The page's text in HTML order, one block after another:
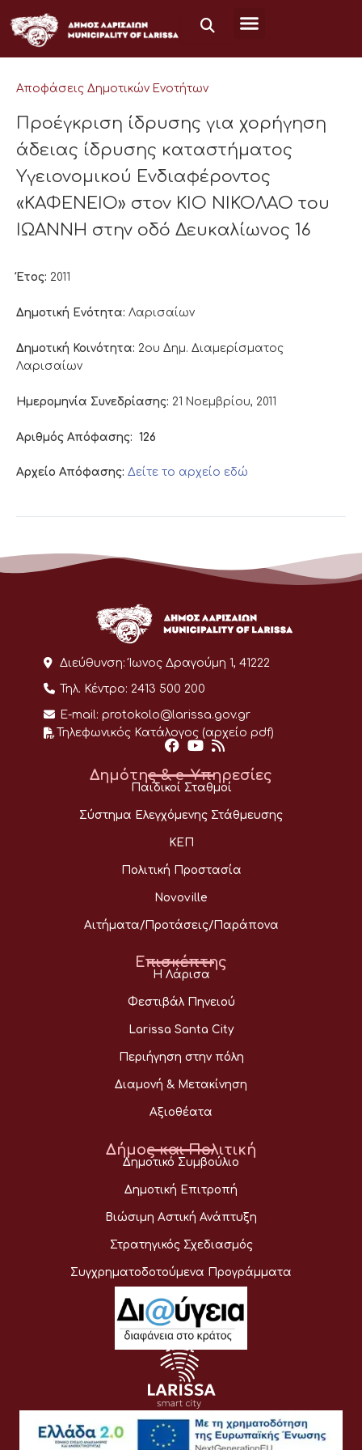
στο
περιεχόμενο
Αποφάσεις Δημοτικών Ενοτήτων
Προέγκριση ίδρυσης για χορήγηση
άδειας ίδρυσης καταστήματος
Υγειονομικού Ενδιαφέροντος
«ΚΑΦΕΝΕΙΟ» στον ΚΙΟ ΝΙΚΟΛΑΟ του
ΙΩΑΝΝΗ στην οδό Δευκαλίωνος 16
Έτος: 2011
Δημοτική Ενότητα: Λαρισαίων
Δημοτική Κοινότητα: 2ου Δημ. Διαμερίσματος
Λαρισαίων
Ημερομηνία Συνεδρίασης: 21 Νοεμβρίου, 2011
Αριθμός Απόφασης: 126
Αρχείο Απόφασης: Δείτε το αρχείο εδώ
Διεύθυνση: Ίωνος Δραγούμη 1, 41222
Τηλ. Κέντρο: 2413 500 200
E-mail: protokolo@larissa.gov.gr
Τηλεφωνικός Κατάλογος (αρχείο pdf)
Δημότης & e-Υπηρεσίες
Παιδικοί Σταθμοί
Σύστημα Ελεγχόμενης Στάθμευσης
ΚΕΠ
Πολιτική Προστασία
Novoville
Αιτήματα/Προτάσεις/Παράπονα
Επισκέπτης
Η Λάρισα
Φεστιβάλ Πηνειού
Larissa Santa City
Περιήγηση στην πόλη
Διαμονή & Μετακίνηση
Αξιοθέατα
Δήμος και Πολιτική
Δημοτικό Συμβούλιο
Δημοτική Επιτροπή
Βιώσιμη Αστική Ανάπτυξη
Στρατηγικός Σχεδιασμός
Συγχρηματοδοτούμενα Προγράμματα